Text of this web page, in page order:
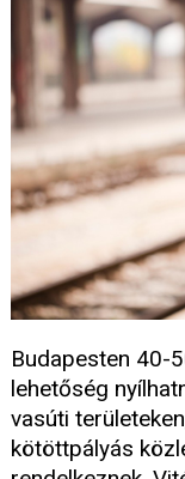
Budapesten 40-
lehetőség
vasúti
kötöttpályás